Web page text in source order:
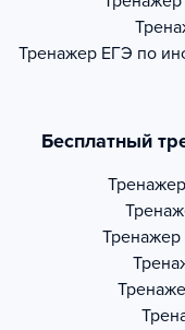
Тренажер ЕГЭ по
Бесплатный
Тренажер
Тренажер